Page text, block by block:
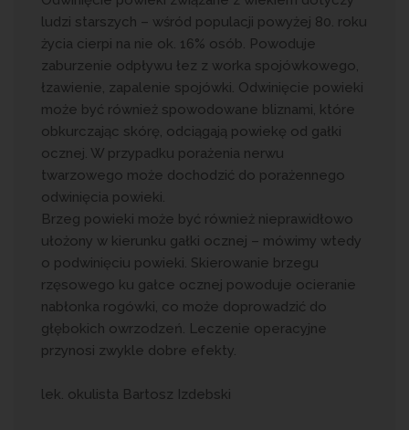
ludzi starszych – wśród populacji powyżej 80. roku
życia cierpi na nie ok. 16% osób. Powoduje
zaburzenie odpływu łez z worka spojówkowego,
łzawienie, zapalenie spojówki. Odwinięcie powieki
może być również spowodowane bliznami, które
obkurczając skórę, odciągają powiekę od gałki
ocznej. W przypadku porażenia nerwu
twarzowego może dochodzić do porażennego
odwinięcia powieki.
Brzeg powieki może być również nieprawidłowo
ułożony w kierunku gałki ocznej – mówimy wtedy
o podwinięciu powieki. Skierowanie brzegu
rzęsowego ku gałce ocznej powoduje ocieranie
nabłonka rogówki, co może doprowadzić do
głębokich owrzodzeń. Leczenie operacyjne
przynosi zwykle dobre efekty.
lek. okulista Bartosz Izdebski